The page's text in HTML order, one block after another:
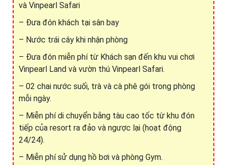
và Vinpearl Safari
– Đưa đón khách tại sân bay
– Nước trái cây khi nhận phòng
– Đưa đón miễn phí từ Khách sạn đến khu vui chơi
Vinpearl Land và vườn thú Vinpearl Safari.
– 02 chai nước suối, trà và cà phê gói trong phòng
mỗi ngày.
– Miễn phí di chuyển bằng tàu cao tốc từ khu đón
tiếp của resort ra đảo và ngược lại (hoạt động
24/24).
– Miễn phí sử dụng hồ bơi và phòng Gym.